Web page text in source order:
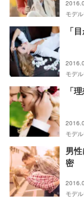
モデ
「
モデ
「
モデ
男
密
モデ